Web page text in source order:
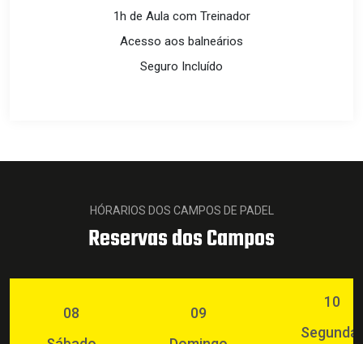
1h de Aula com Treinador
Acesso aos balneários
Seguro Incluído
HÓRARIOS DOS CAMPOS DE PADEL
Reservas dos Campos
08
09
10
Segunda-